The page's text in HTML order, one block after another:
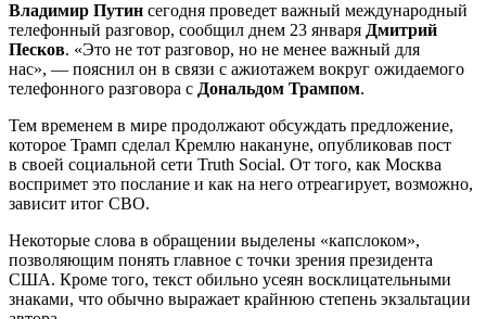
Владимир Путин сегодня проведет важный международный
телефонный разговор, сообщил днем 23 января Дмитрий
Песков. «Это не тот разговор, но не менее важный для
нас», — пояснил он в связи с ажиотажем вокруг ожидаемого
телефонного разговора с Дональдом Трампом.
Тем временем в мире продолжают обсуждать предложение,
которое Трамп сделал Кремлю накануне, опубликовав пост
в своей социальной сети Truth Social. От того, как Москва
воспримет это послание и как на него отреагирует, возможно,
зависит итог СВО.
Некоторые слова в обращении выделены «капслоком»,
позволяющим понять главное с точки зрения президента
США. Кроме того, текст обильно усеян восклицательными
знаками, что обычно выражает крайнюю степень экзальтации